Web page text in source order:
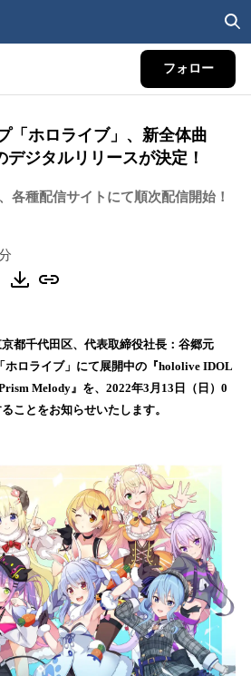
フォロー
「ホロライブ」、新全体曲
デジタルリリースが決定！
各種配信サイトにて順次配信開始！
都千代田区、代表取締役社長：谷郷元
ホロライブ」にて展開中の『hololive IDOL
Melody』を、2022年3月13日（日）0
ことをお知らせいたします。